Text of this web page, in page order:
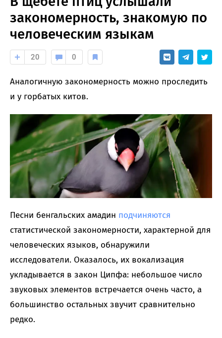
закономерность, знакомую по
человеческим языкам
20 0
Аналогичную закономерность можно проследить
и у горбатых китов.
Песни бенгальских амадин подчиняются
статистической закономерности, характерной для
человеческих языков, обнаружили
исследователи. Оказалось, их вокализация
укладывается в закон Ципфа: небольшое число
звуковых элементов встречается очень часто, а
большинство остальных звучит сравнительно
редко.